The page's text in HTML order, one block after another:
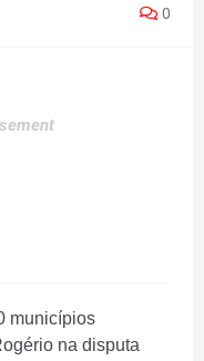
0
municípios
na disputa